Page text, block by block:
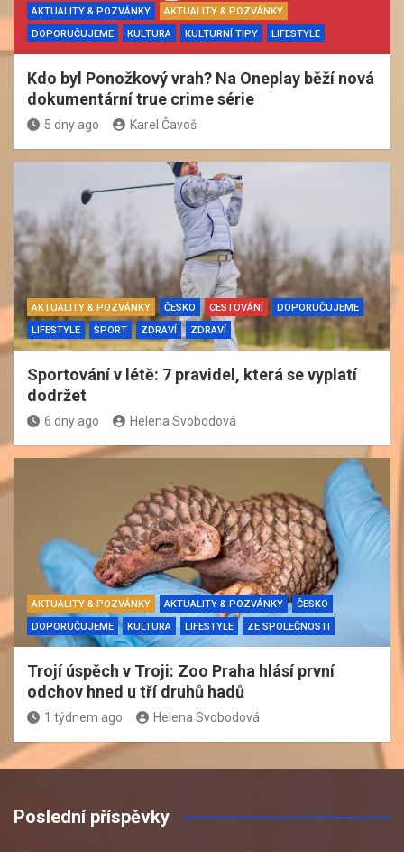
AKTUALITY & POZVÁNKY
AKTUALITY & POZVÁNKY
DOPORUČUJEME
KULTURA KULTURNÍ TIPY LIFESTYLE
Kdo byl Ponožkový vrah? Na Oneplay běží nová
dokumentární true crime série
5 dny ago Karel Čavoš
AKTUALITY & POZVÁNKY ČESKO CESTOVÁNÍ
DOPORUČUJEME
LIFESTYLE
SPORT ZDRAVÍ ZDRAVÍ
Sportování v létě: 7 pravidel, která se vyplatí
dodržet
6 dny ago Helena Svobodová
AKTUALITY & POZVÁNKY AKTUALITY & POZVÁNKY
ČESKO
DOPORUČUJEME
KULTURA LIFESTYLE ZE SPOLEČNOSTI
Trojí úspěch v Troji: Zoo Praha hlásí první
odchov hned u tří druhů hadů
1 týdnem ago Helena Svobodová
Poslední příspěvky